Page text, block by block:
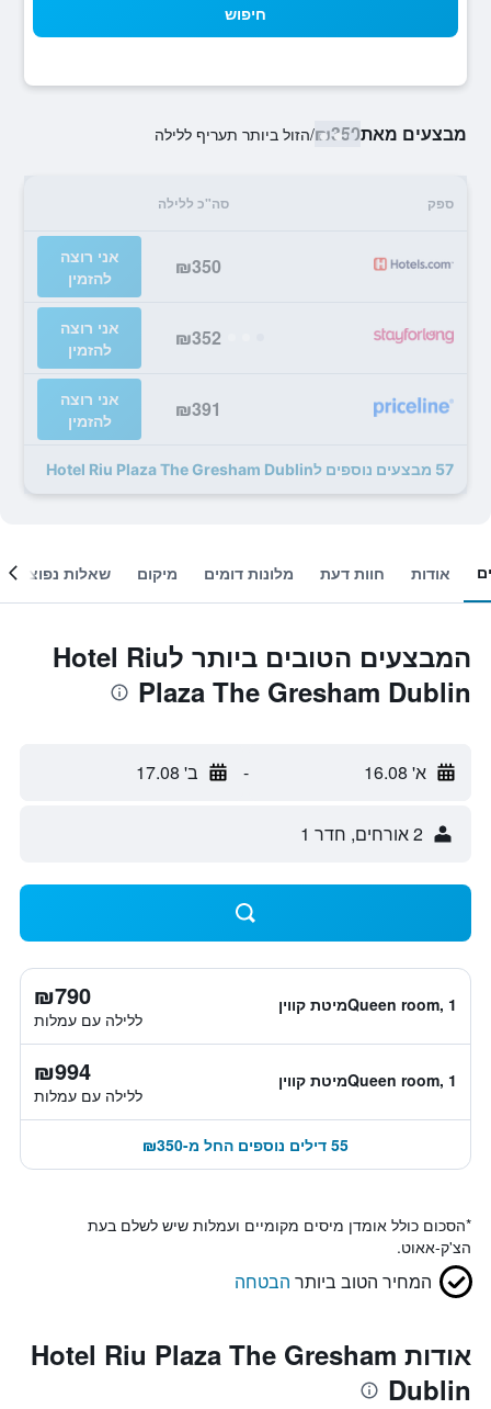
חיפוש
מבצעים מאת₪350
/הזול ביותר תעריף ללילה
ספק סה"כ ללילה
₪350
אני רוצה
להזמין
₪352
אני רוצה
להזמין
₪391
אני רוצה
להזמין
57 מבצעים נוספים לHotel Riu Plaza The Gresham Dublin
אודות חוות דעת מלונות דומים מיקום שאלות נפוצות
המבצעים הטובים ביותר לHotel Riu
Plaza The Gresham Dublin
א' 16.08 - ב' 17.08
2 אורחים, חדר 1
Queen room, 1מיטת קווין ₪790
ללילה עם עמלות
Queen room, 1מיטת קווין ₪994
ללילה עם עמלות
55 דילים נוספים החל מ-₪350
*הסכום כולל אומדן מיסים מקומיים ועמלות שיש לשלם בעת
הצ'ק-אאוט.
המחיר הטוב ביותר הבטחה
אודות Hotel Riu Plaza The Gresham
Dublin